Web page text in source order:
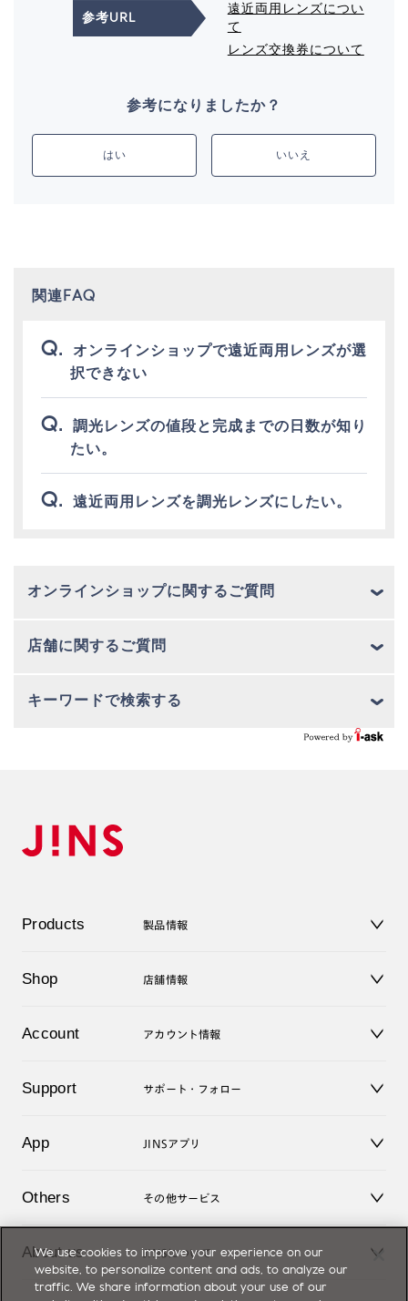
オンラインショップに関するご質問
店舗に関するご質問
キーワードで検索する
参考URL
遠近両用レンズについ
て
レンズ交換券について
参考になりましたか？
はい いいえ
関連FAQ
オンラインショップで遠近両用レンズが選
択できない
調光レンズの値段と完成までの日数が知り
たい。
遠近両用レンズを調光レンズにしたい。
Products 製品情報
サングラス
コンタクトレンズ
アクセサリー
Shop 店舗情報
オンラインショップ
Account アカウント情報
ログアウト
Support サポート・フォロー
よくあるご質問
お問い合せ
App JINSアプリ
Others その他サービス
レンズ交換
オンラインギフト
About us JINSについて
Magnify Life
We use cookies to improve your experience on our
website, to personalize content and ads, to analyze our
traffic. We share information about your use of our